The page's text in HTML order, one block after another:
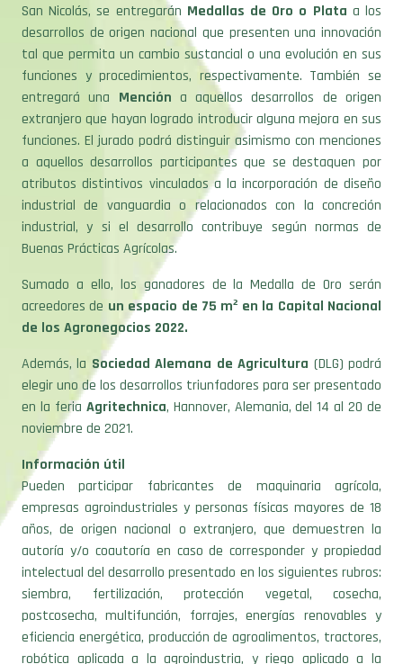
San Nicolás, se entregarán Medallas de Oro o Plata a los
desarrollos de origen nacional que presenten una innovación
tal que permita un cambio sustancial o una evolución en sus
funciones y procedimientos, respectivamente. También se
entregará una Mención a aquellos desarrollos de origen
extranjero que hayan logrado introducir alguna mejora en sus
funciones. El jurado podrá distinguir asimismo con menciones
a aquellos desarrollos participantes que se destaquen por
atributos distintivos vinculados a la incorporación de diseño
industrial de vanguardia o relacionados con la concreción
industrial, y si el desarrollo contribuye según normas de
Buenas Prácticas Agrícolas.
Sumado a ello, los ganadores de la Medalla de Oro serán
acreedores de un espacio de 75 m² en la Capital Nacional
de los Agronegocios 2022.
Además, la Sociedad Alemana de Agricultura (DLG) podrá
elegir uno de los desarrollos triunfadores para ser presentado
en la feria Agritechnica, Hannover, Alemania, del 14 al 20 de
noviembre de 2021.
Información útil
Pueden participar fabricantes de maquinaria agrícola,
empresas agroindustriales y personas físicas mayores de 18
años, de origen nacional o extranjero, que demuestren la
autoría y/o coautoría en caso de corresponder y propiedad
intelectual del desarrollo presentado en los siguientes rubros:
siembra, fertilización, protección vegetal, cosecha,
postcosecha, multifunción, forrajes, energías renovables y
eficiencia energética, producción de agroalimentos, tractores,
robótica aplicada a la agroindustria, y riego aplicado a la